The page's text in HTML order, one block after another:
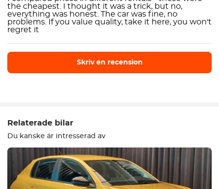
the cheapest. I thought it was a trick, but no,
everything was honest. The car was fine, no
problems. If you value quality, take it here, you won't
regret it
Skriv en recension
Relaterade bilar
Du kanske är intresserad av